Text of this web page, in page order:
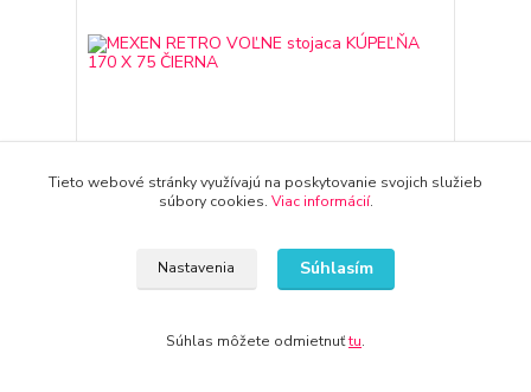
MEXEN RETRO VOĽNE stojaca KÚPEĽŇA 170 X 75
ČIERNA
bez DPH
Tieto webové stránky využívajú na poskytovanie svojich služieb
súbory cookies. Viac informácií.
Nastavenia Súhlasím
Súhlas môžete odmietnuťtu.